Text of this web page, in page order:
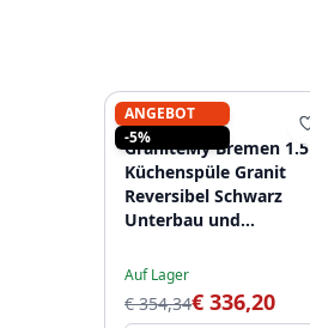
ANGEBOT
-5%
GRANITEMY
GraniteMy Bremen 1.5
Küchenspüle Granit
Reversibel Schwarz
Unterbau und
1208952250
Auf Lager
€ 354,34€ 336,20